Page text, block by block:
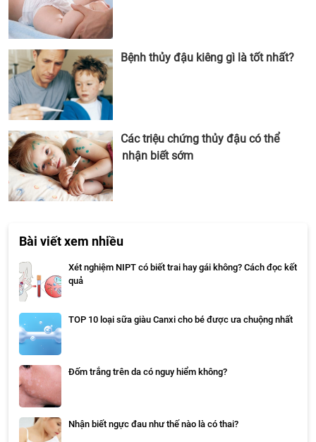
Bệnh thủy đậu kiêng gì là tốt nhất?
Các triệu chứng thủy đậu có thể
nhận biết sớm
Bài viết xem nhiều
Xét nghiệm NIPT có biết trai hay gái không? Cách đọc kết
quả
TOP 10 loại sữa giàu Canxi cho bé được ưa chuộng nhất
Đốm trắng trên da có nguy hiểm không?
Nhận biết ngực đau như thế nào là có thai?